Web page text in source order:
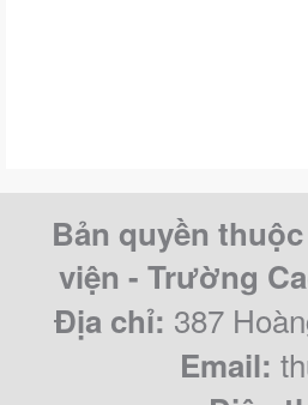
Bản quyền
viện - Trường
Địa chỉ: 387
Email: